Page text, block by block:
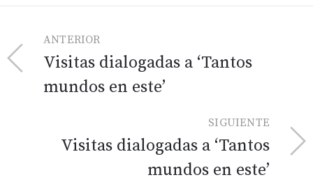
ANTERIOR
Visitas dialogadas a ‘Tantos
mundos en este’
SIGUIENTE
Visitas dialogadas a ‘Tantos
mundos en este’